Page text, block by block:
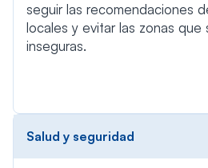
seguir las recomendaciones
locales y evitar las zonas que
inseguras.
Salud y seguridad